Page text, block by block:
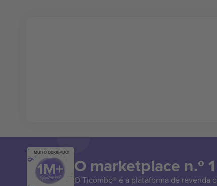
MUITO OBRIGADO!
O marketplace n.º
O Ticombo® é a plataforma de revenda